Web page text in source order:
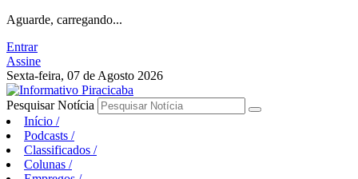
Aguarde, carregando...
Entrar
Assine
Sexta-feira, 07 de Agosto 2026
Pesquisar Notícia
Início /
Podcasts /
Classificados /
Colunas /